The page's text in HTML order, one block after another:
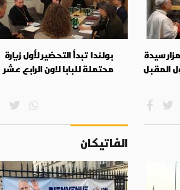
سيدة
المقبل
بولندا تبدأ التحضير لأول زيارة
محتملة للبابا لاون الرابع عشر
الفاتيكان